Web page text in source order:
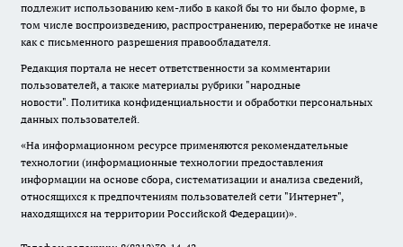
подлежит использованию кем-либо в какой бы то ни было форме, в
том числе воспроизведению, распространению, переработке не иначе
как с письменного разрешения правообладателя.
Редакция портала не несет ответственности за комментарии
пользователей, а также материалы рубрики "народные
новости". Политика конфиденциальности и обработки персональных
данных пользователей.
«На информационном ресурсе применяются рекомендательные
технологии (информационные технологии предоставления
информации на основе сбора, систематизации и анализа сведений,
относящихся к предпочтениям пользователей сети "Интернет",
находящихся на территории Российской Федерации)».